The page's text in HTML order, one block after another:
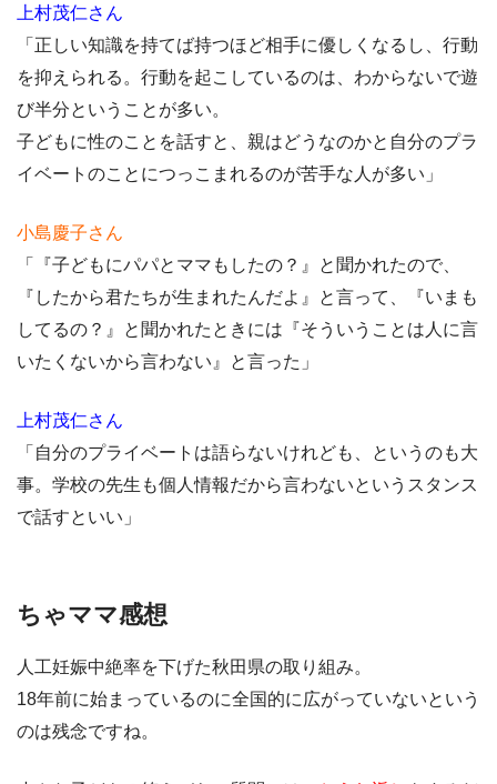
上村茂仁さん
「正しい知識を持てば持つほど相手に優しくなるし、行動
を抑えられる。行動を起こしているのは、わからないで遊
び半分ということが多い。
子どもに性のことを話すと、親はどうなのかと自分のプラ
イベートのことにつっこまれるのが苦手な人が多い」
小島慶子さん
「『子どもにパパとママもしたの？』と聞かれたので、
『したから君たちが生まれたんだよ』と言って、『いまも
してるの？』と聞かれたときには『そういうことは人に言
いたくないから言わない』と言った」
上村茂仁さん
「自分のプライベートは語らないけれども、というのも大
事。学校の先生も個人情報だから言わないというスタンス
で話すといい」
ちゃママ感想
人工妊娠中絶率を下げた秋田県の取り組み。
18年前に始まっているのに全国的に広がっていないという
のは残念ですね。